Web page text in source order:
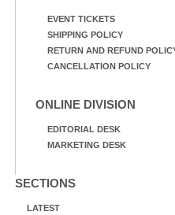
EVENT TICKETS
SHIPPING POLICY
RETURN AND REFUND
CANCELLATION POLICY
ONLINE DIVISION
EDITORIAL DESK
MARKETING DESK
SECTIONS
LATEST